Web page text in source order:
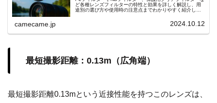
ど各種レンズフィルターの特性と効果を詳しく解説し、用
途別の選び方や使用時の注意点までわかりやすく紹介しま
camecame.jp 2024.10.12
最短撮影距離：0.13m（広角端）
最短撮影距離0.13mという近接性能を持つこのレンズは、